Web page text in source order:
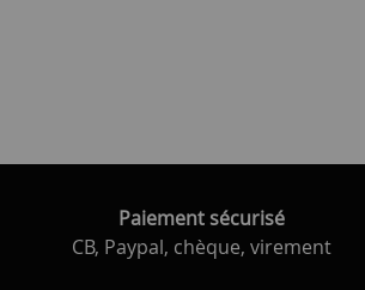
Paiement sécurisé
CB, Paypal, chèque, virement